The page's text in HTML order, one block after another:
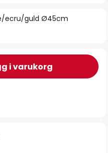
ecru/guld Ø45cm
i varukorg